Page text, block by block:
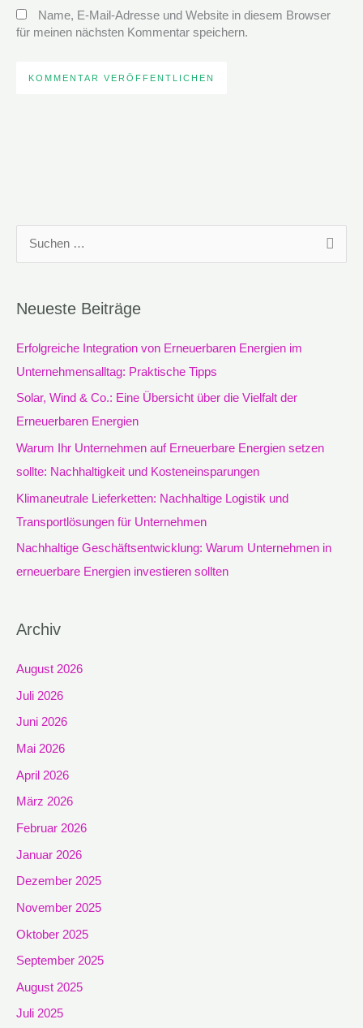
Name, E-Mail-Adresse und Website in diesem Browser
für meinen nächsten Kommentar speichern.
h
e
n
Neueste Beiträge
Erfolgreiche Integration von Erneuerbaren Energien im
Unternehmensalltag: Praktische Tipps
Solar, Wind & Co.: Eine Übersicht über die Vielfalt der
Erneuerbaren Energien
Warum Ihr Unternehmen auf Erneuerbare Energien setzen
sollte: Nachhaltigkeit und Kosteneinsparungen
Klimaneutrale Lieferketten: Nachhaltige Logistik und
Transportlösungen für Unternehmen
Nachhaltige Geschäftsentwicklung: Warum Unternehmen in
erneuerbare Energien investieren sollten
Archiv
August 2026
Juli 2026
Juni 2026
Mai 2026
April 2026
März 2026
Februar 2026
Januar 2026
Dezember 2025
November 2025
Oktober 2025
September 2025
August 2025
Juli 2025